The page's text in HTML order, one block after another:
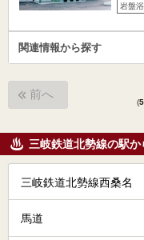
岩盤浴
関連情報から探す
前へ
(5
三岐鉄道北勢線の駅か
三岐鉄道北勢線西桑名
馬道